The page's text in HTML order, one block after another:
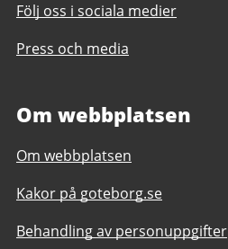
Följ oss i sociala medier
Press och media
Om webbplatsen
Om webbplatsen
Kakor på goteborg.se
Behandling av personuppgifter